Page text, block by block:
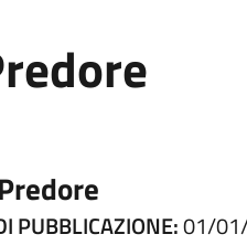
PUBBLICAZIONE:01/